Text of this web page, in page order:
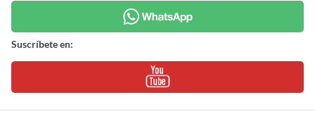
Suscríbete en: